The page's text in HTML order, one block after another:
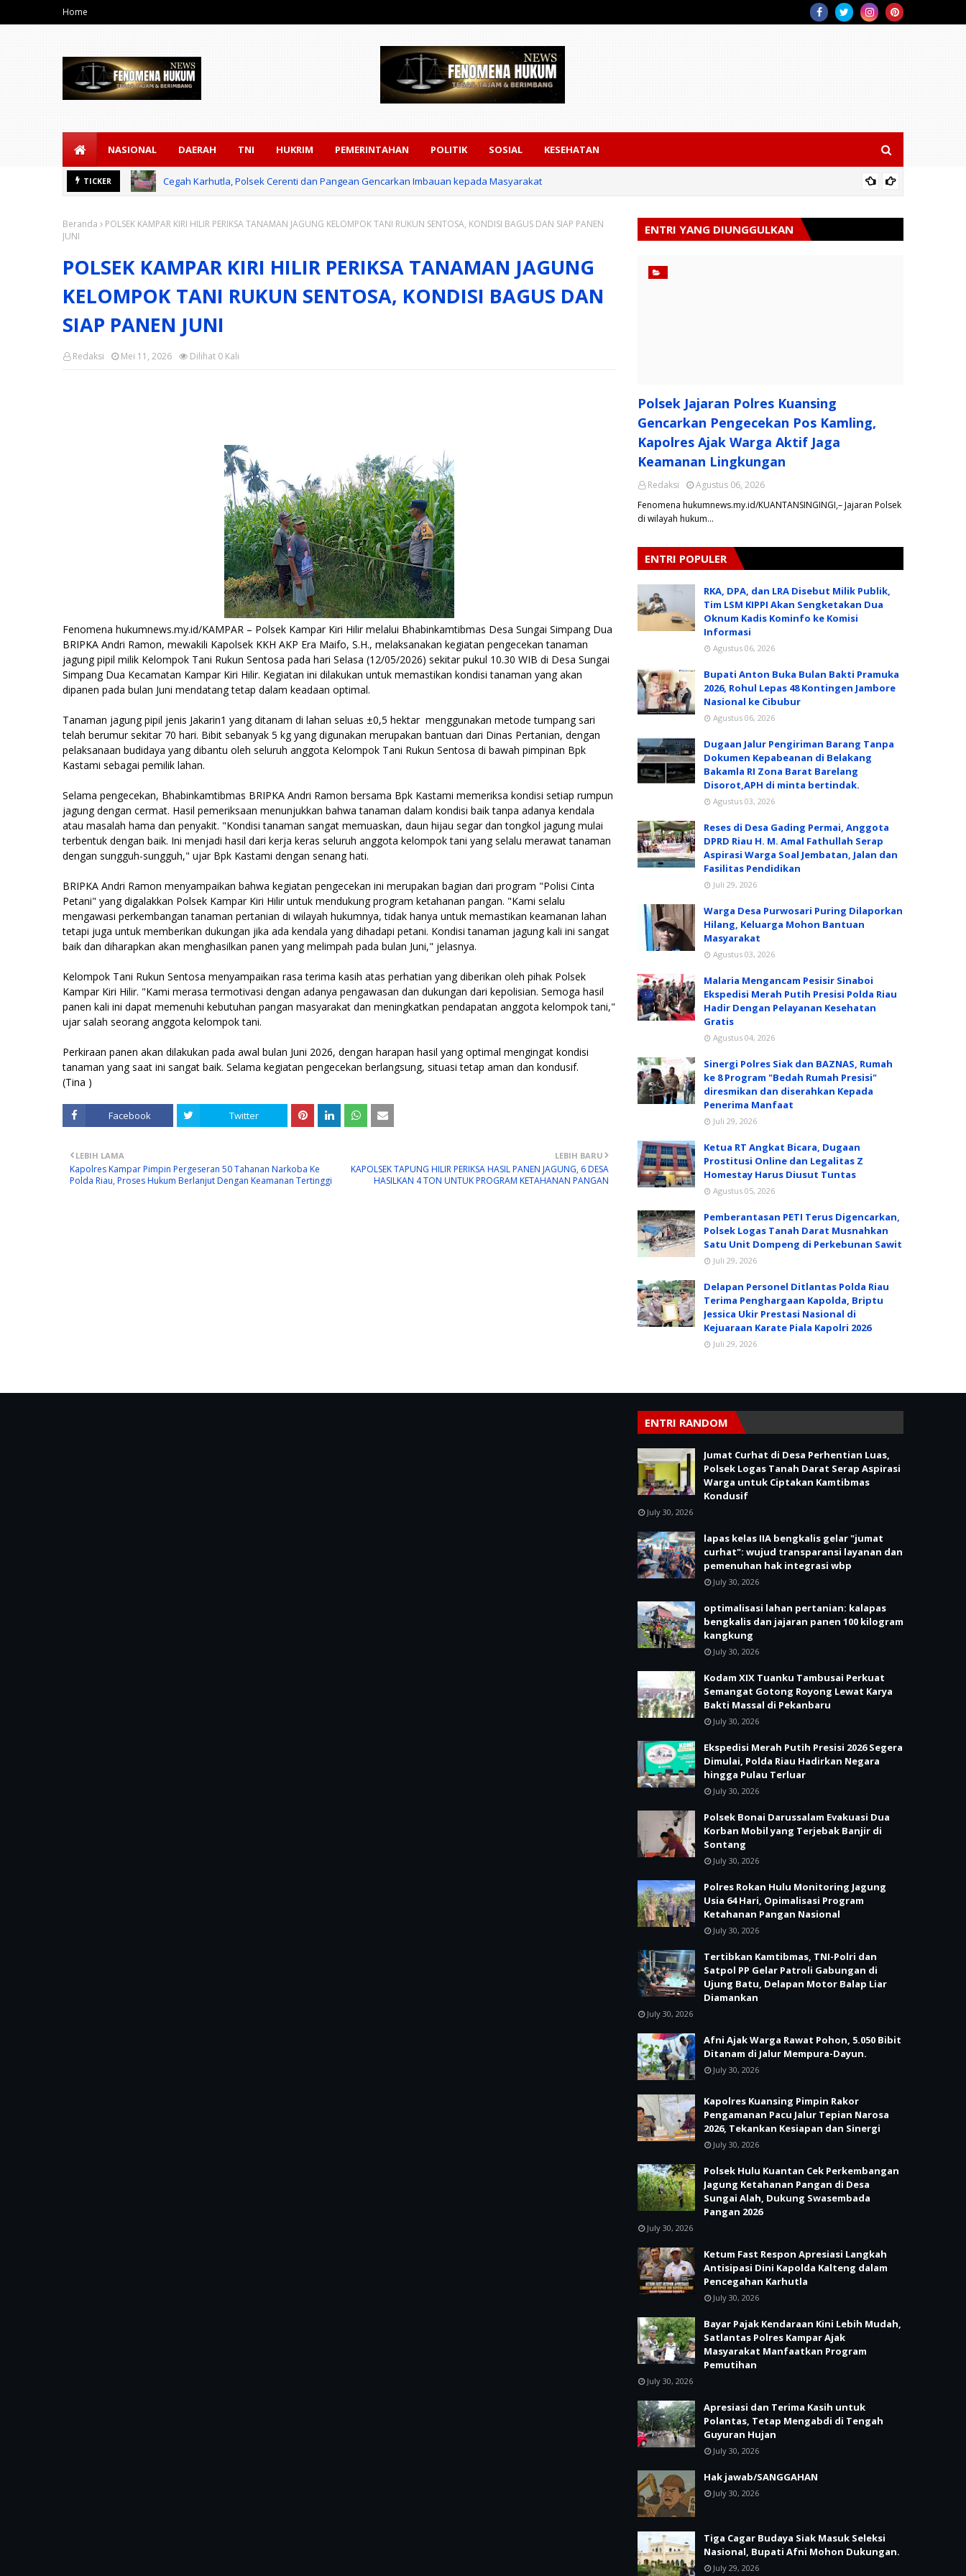
Home
NASIONAL DAERAH TNI HUKRIM PEMERINTAHAN POLITIK SOSIAL KESEHATAN
TICKER Cegah Karhutla, Polsek Cerenti dan Pangean Gencarkan Imbauan kepada Masyarakat
Beranda
POLSEK KAMPAR KIRI HILIR PERIKSA TANAMAN JAGUNG KELOMPOK TANI RUKUN SENTOSA, KONDISI BAGUS DAN SIAP PANEN
JUNI
POLSEK KAMPAR KIRI HILIR PERIKSA TANAMAN JAGUNG
KELOMPOK TANI RUKUN SENTOSA, KONDISI BAGUS DAN
SIAP PANEN JUNI
Redaksi Dilihat 0 Kali
Mei 11, 2026
Fenomena hukumnews.my.id/KAMPAR – Polsek Kampar Kiri Hilir melalui Bhabinkamtibmas Desa Sungai Simpang Dua
BRIPKA Andri Ramon, mewakili Kapolsek KKH AKP Era Maifo, S.H., melaksanakan kegiatan pengecekan tanaman
jagung pipil milik Kelompok Tani Rukun Sentosa pada hari Selasa (12/05/2026) sekitar pukul 10.30 WIB di Desa Sungai
Simpang Dua Kecamatan Kampar Kiri Hilir. Kegiatan ini dilakukan untuk memastikan kondisi tanaman yang akan
dipanen pada bulan Juni mendatang tetap dalam keadaan optimal.
Tanaman jagung pipil jenis Jakarin1 yang ditanam di lahan seluas ±0,5 hektar menggunakan metode tumpang sari
telah berumur sekitar 70 hari. Bibit sebanyak 5 kg yang digunakan merupakan bantuan dari Dinas Pertanian, dengan
pelaksanaan budidaya yang dibantu oleh seluruh anggota Kelompok Tani Rukun Sentosa di bawah pimpinan Bpk
Kastami sebagai pemilik lahan.
Selama pengecekan, Bhabinkamtibmas BRIPKA Andri Ramon bersama Bpk Kastami memeriksa kondisi setiap rumpun
jagung dengan cermat. Hasil pemeriksaan menunjukkan bahwa tanaman dalam kondisi baik tanpa adanya kendala
atau masalah hama dan penyakit. "Kondisi tanaman sangat memuaskan, daun hijau segar dan tongkol jagung mulai
terbentuk dengan baik. Ini menjadi hasil dari kerja keras seluruh anggota kelompok tani yang selalu merawat tanaman
dengan sungguh-sungguh," ujar Bpk Kastami dengan senang hati.
BRIPKA Andri Ramon menyampaikan bahwa kegiatan pengecekan ini merupakan bagian dari program "Polisi Cinta
Petani" yang digalakkan Polsek Kampar Kiri Hilir untuk mendukung program ketahanan pangan. "Kami selalu
mengawasi perkembangan tanaman pertanian di wilayah hukumnya, tidak hanya untuk memastikan keamanan lahan
tetapi juga untuk memberikan dukungan jika ada kendala yang dihadapi petani. Kondisi tanaman jagung kali ini sangat
baik dan diharapkan akan menghasilkan panen yang melimpah pada bulan Juni," jelasnya.
Kelompok Tani Rukun Sentosa menyampaikan rasa terima kasih atas perhatian yang diberikan oleh pihak Polsek
Kampar Kiri Hilir. "Kami merasa termotivasi dengan adanya pengawasan dan dukungan dari kepolisian. Semoga hasil
panen kali ini dapat memenuhi kebutuhan pangan masyarakat dan meningkatkan pendapatan anggota kelompok tani,"
ujar salah seorang anggota kelompok tani.
Perkiraan panen akan dilakukan pada awal bulan Juni 2026, dengan harapan hasil yang optimal mengingat kondisi
tanaman yang saat ini sangat baik. Selama kegiatan pengecekan berlangsung, situasi tetap aman dan kondusif.
(Tina )
Facebook Twitter
LEBIH BARU
KAPOLSEK TAPUNG HILIR PERIKSA HASIL PANEN JAGUNG, 6 DESA
HASILKAN 4 TON UNTUK PROGRAM KETAHANAN PANGAN
LEBIH LAMA
Kapolres Kampar Pimpin Pergeseran 50 Tahanan Narkoba Ke
Polda Riau, Proses Hukum Berlanjut Dengan Keamanan Tertinggi
ENTRI YANG DIUNGGULKAN
Polsek Jajaran Polres Kuansing
Gencarkan Pengecekan Pos Kamling,
Kapolres Ajak Warga Aktif Jaga
Keamanan Lingkungan
Redaksi
Agustus 06, 2026
Fenomena hukumnews.my.id/KUANTANSINGINGI,– Jajaran Polsek
di wilayah hukum…
ENTRI POPULER
RKA, DPA, dan LRA Disebut Milik Publik,
Tim LSM KIPPI Akan Sengketakan Dua
Oknum Kadis Kominfo ke Komisi
Informasi
Agustus 06, 2026
Bupati Anton Buka Bulan Bakti Pramuka
2026, Rohul Lepas 48 Kontingen Jambore
Nasional ke Cibubur
Agustus 06, 2026
Dugaan Jalur Pengiriman Barang Tanpa
Dokumen Kepabeanan di Belakang
Bakamla RI Zona Barat Barelang
Disorot,APH di minta bertindak.
Agustus 03, 2026
Reses di Desa Gading Permai, Anggota
DPRD Riau H. M. Amal Fathullah Serap
Aspirasi Warga Soal Jembatan, Jalan dan
Fasilitas Pendidikan
Juli 29, 2026
Warga Desa Purwosari Puring Dilaporkan
Hilang, Keluarga Mohon Bantuan
Masyarakat
Agustus 03, 2026
Malaria Mengancam Pesisir Sinaboi
Ekspedisi Merah Putih Presisi Polda Riau
Hadir Dengan Pelayanan Kesehatan
Gratis
Agustus 04, 2026
Sinergi Polres Siak dan BAZNAS, Rumah
ke 8 Program "Bedah Rumah Presisi"
diresmikan dan diserahkan Kepada
Penerima Manfaat
Juli 29, 2026
Ketua RT Angkat Bicara, Dugaan
Prostitusi Online dan Legalitas Z
Homestay Harus Diusut Tuntas
Agustus 05, 2026
Pemberantasan PETI Terus Digencarkan,
Polsek Logas Tanah Darat Musnahkan
Satu Unit Dompeng di Perkebunan Sawit
Juli 29, 2026
Delapan Personel Ditlantas Polda Riau
Terima Penghargaan Kapolda, Briptu
Jessica Ukir Prestasi Nasional di
Kejuaraan Karate Piala Kapolri 2026
Juli 29, 2026
ENTRI RANDOM
Jumat Curhat di Desa Perhentian Luas,
Polsek Logas Tanah Darat Serap Aspirasi
Warga untuk Ciptakan Kamtibmas
Kondusif
July 30, 2026
lapas kelas IIA bengkalis gelar "jumat
curhat": wujud transparansi layanan dan
pemenuhan hak integrasi wbp
July 30, 2026
optimalisasi lahan pertanian: kalapas
bengkalis dan jajaran panen 100 kilogram
kangkung
July 30, 2026
Kodam XIX Tuanku Tambusai Perkuat
Semangat Gotong Royong Lewat Karya
Bakti Massal di Pekanbaru
July 30, 2026
Ekspedisi Merah Putih Presisi 2026 Segera
Dimulai, Polda Riau Hadirkan Negara
hingga Pulau Terluar
July 30, 2026
Polsek Bonai Darussalam Evakuasi Dua
Korban Mobil yang Terjebak Banjir di
Sontang
July 30, 2026
Polres Rokan Hulu Monitoring Jagung
Usia 64 Hari, Opimalisasi Program
Ketahanan Pangan Nasional
July 30, 2026
Tertibkan Kamtibmas, TNI-Polri dan
Satpol PP Gelar Patroli Gabungan di
Ujung Batu, Delapan Motor Balap Liar
Diamankan
July 30, 2026
Afni Ajak Warga Rawat Pohon, 5.050 Bibit
Ditanam di Jalur Mempura-Dayun.
July 30, 2026
Kapolres Kuansing Pimpin Rakor
Pengamanan Pacu Jalur Tepian Narosa
2026, Tekankan Kesiapan dan Sinergi
July 30, 2026
Polsek Hulu Kuantan Cek Perkembangan
Jagung Ketahanan Pangan di Desa
Sungai Alah, Dukung Swasembada
Pangan 2026
July 30, 2026
Ketum Fast Respon Apresiasi Langkah
Antisipasi Dini Kapolda Kalteng dalam
Pencegahan Karhutla
July 30, 2026
Bayar Pajak Kendaraan Kini Lebih Mudah,
Satlantas Polres Kampar Ajak
Masyarakat Manfaatkan Program
Pemutihan
July 30, 2026
Apresiasi dan Terima Kasih untuk
Polantas, Tetap Mengabdi di Tengah
Guyuran Hujan
July 30, 2026
Hak jawab/SANGGAHAN
July 30, 2026
Tiga Cagar Budaya Siak Masuk Seleksi
Nasional, Bupati Afni Mohon Dukungan.
July 29, 2026